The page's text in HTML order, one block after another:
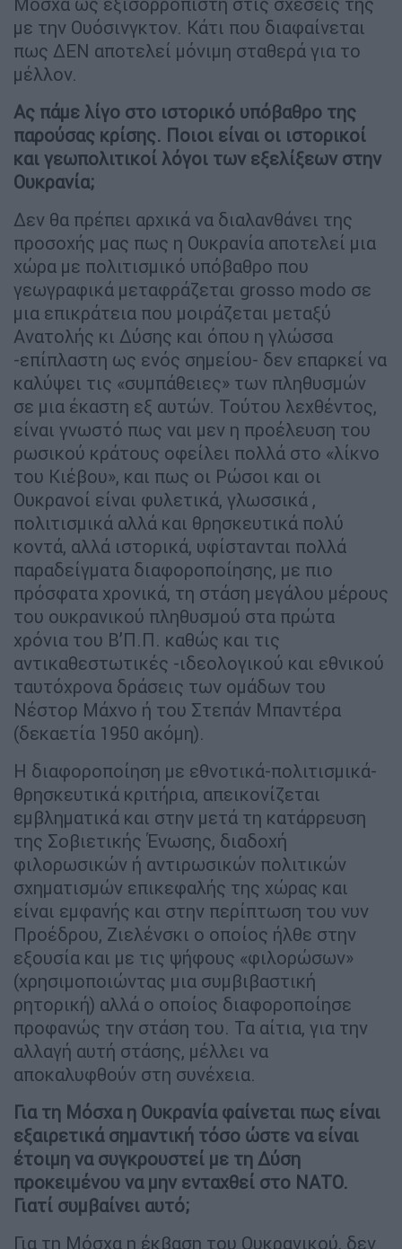
με την Ουόσινγκτον. Κάτι που διαφαίνεται
πως ΔΕΝ αποτελεί μόνιμη σταθερά για το
μέλλον.
Ας πάμε λίγο στο ιστορικό υπόβαθρο της
παρούσας κρίσης. Ποιοι είναι οι ιστορικοί
και γεωπολιτικοί λόγοι των εξελίξεων στην
Ουκρανία;
Δεν θα πρέπει αρχικά να διαλανθάνει της
προσοχής μας πως η Ουκρανία αποτελεί μια
χώρα με πολιτισμικό υπόβαθρο που
γεωγραφικά μεταφράζεται grosso modo σε
μια επικράτεια που μοιράζεται μεταξύ
Ανατολής κι Δύσης και όπου η γλώσσα
-επίπλαστη ως ενός σημείου- δεν επαρκεί να
καλύψει τις «συμπάθειες» των πληθυσμών
σε μια έκαστη εξ αυτών. Τούτου λεχθέντος,
είναι γνωστό πως ναι μεν η προέλευση του
ρωσικού κράτους οφείλει πολλά στο «λίκνο
του Κιέβου», και πως οι Ρώσοι και οι
Ουκρανοί είναι φυλετικά, γλωσσικά ,
πολιτισμικά αλλά και θρησκευτικά πολύ
κοντά, αλλά ιστορικά, υφίστανται πολλά
παραδείγματα διαφοροποίησης, με πιο
πρόσφατα χρονικά, τη στάση μεγάλου μέρους
του ουκρανικού πληθυσμού στα πρώτα
χρόνια του Β’Π.Π. καθώς και τις
αντικαθεστωτικές -ιδεολογικού και εθνικού
ταυτόχρονα δράσεις των ομάδων του
Νέστορ Μάχνο ή του Στεπάν Μπαντέρα
(δεκαετία 1950 ακόμη).
Η διαφοροποίηση με εθνοτικά-πολιτισμικά-
θρησκευτικά κριτήρια, απεικονίζεται
εμβληματικά και στην μετά τη κατάρρευση
της Σοβιετικής Ένωσης, διαδοχή
φιλορωσικών ή αντιρωσικών πολιτικών
σχηματισμών επικεφαλής της χώρας και
είναι εμφανής και στην περίπτωση του νυν
Προέδρου, Ζιελένσκι ο οποίος ήλθε στην
εξουσία και με τις ψήφους «φιλορώσων»
(χρησιμοποιώντας μια συμβιβαστική
ρητορική) αλλά ο οποίος διαφοροποίησε
προφανώς την στάση του. Τα αίτια, για την
αλλαγή αυτή στάσης, μέλλει να
αποκαλυφθούν στη συνέχεια.
Για τη Μόσχα η Ουκρανία φαίνεται πως είναι
εξαιρετικά σημαντική τόσο ώστε να είναι
έτοιμη να συγκρουστεί με τη Δύση
προκειμένου να μην ενταχθεί στο ΝΑΤΟ.
Γιατί συμβαίνει αυτό;
Για τη Μόσχα η έκβαση του Ουκρανικού, δεν